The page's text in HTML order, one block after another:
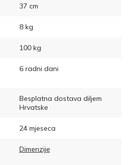
37 cm
8kg
100kg
6radni dani
Besplatna dostava diljem
Hrvatske
24 mjeseca
Dimenzije